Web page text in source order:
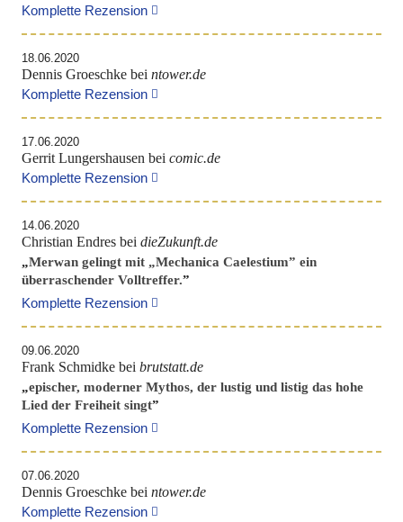
Komplette Rezension
18.06.2020
Dennis Groeschke bei ntower.de
Komplette Rezension
17.06.2020
Gerrit Lungershausen bei comic.de
Komplette Rezension
14.06.2020
Christian Endres bei dieZukunft.de
„Merwan gelingt mit „Mechanica Caelestium” ein
überraschender Volltreffer.”
Komplette Rezension
09.06.2020
Frank Schmidke bei brutstatt.de
„epischer, moderner Mythos, der lustig und listig das hohe
Lied der Freiheit singt”
Komplette Rezension
07.06.2020
Dennis Groeschke bei ntower.de
Komplette Rezension